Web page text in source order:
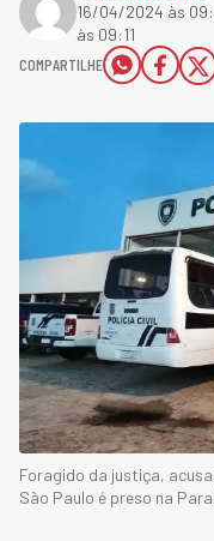
16/04/2024 às
às 09:11
COMPARTILHE
Foragido da justiça,
São Paulo é preso na